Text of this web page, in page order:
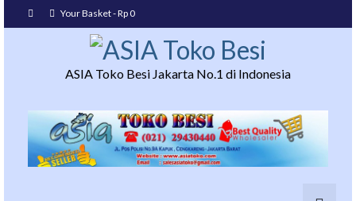
Your Basket-Rp0
ASIA Toko Besi Jakarta No.1 di Indonesia